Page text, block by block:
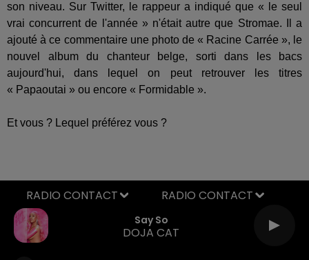
son niveau. Sur Twitter, le rappeur a indiqué que « le seul
vrai concurrent de l'année » n'était autre que Stromae. Il a
ajouté à ce commentaire une photo de « Racine Carrée », le
nouvel album du chanteur belge, sorti dans les bacs
aujourd'hui, dans lequel on peut retrouver les titres
« Papaoutai » ou encore « Formidable ».
Et vous ? Lequel préférez vous ?
Say So
DOJA CAT
RADIO CONTACT